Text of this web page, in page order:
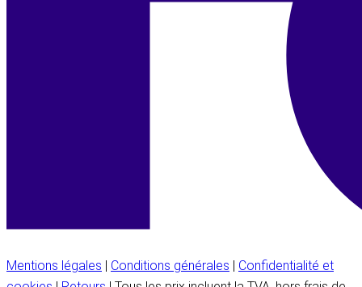
Mentions légales | Conditions générales | Confidentialité et